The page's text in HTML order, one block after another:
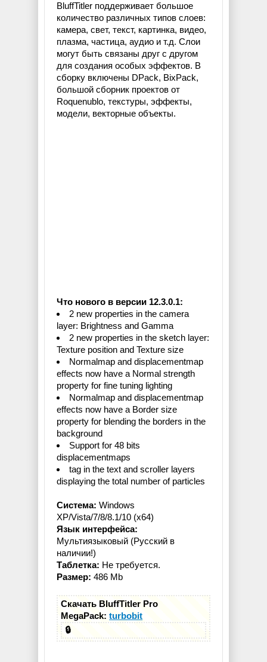
BluffTitler поддерживает большое
количество различных типов слоев:
камера, свет, текст, картинка, видео,
плазма, частица, аудио и т.д. Слои
могут быть связаны друг с другом
для создания особых эффектов. В
сборку включены DPack, BixPack,
большой сборник проектов от
Roquenublo, текстуры, эффекты,
модели, векторные объекты.
Что нового в версии 12.3.0.1:
2 new properties in the camera
layer: Brightness and Gamma
2 new properties in the sketch layer:
Texture position and Texture size
Normalmap and displacementmap
effects now have a Normal strength
property for fine tuning lighting
Normalmap and displacementmap
effects now have a Border size
property for blending the borders in the
background
Support for 48 bits
displacementmaps
tag in the text and scroller layers
displaying the total number of particles
Система: Windows
XP/Vista/7/8/8.1/10 (x64)
Язык интерфейса:
Мультиязыковый (Русский в
наличии!)
Таблетка: Не требуется.
Размер: 486 Mb
Скачать BluffTitler Pro
MegaPack:turbobit
🔒